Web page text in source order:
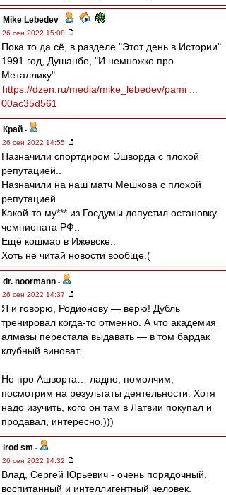
Mike Lebedev -
26 сен 2022 15:08
Пока то да сё, в разделе "Этот день в Истории"
1991 год, Душанбе, "И немножко про
Металлику"
https://dzen.ru/media/mike_lebedev/pami ...
00ac35d561
Край -
26 сен 2022 14:55
Назначили спортдиром Эшворда с плохой
репутацией..
Назначили на наш матч Мешкова с плохой
репутацией..
Какой-то му*** из Госдумы допустил остановку
чемпионата РФ..
Ещё кошмар в Ижевске..
Хоть не читай новости вообще.(
dr. noormann -
26 сен 2022 14:37
Я и говорю, Родионову — верю! Дубль
тренировал когда-то отменно. А что академия
алмазы перестала выдавать — в том бардак
клубный виноват.
Но про Ашворта… ладно, помолчим,
посмотрим на результаты деятельности. Хотя
надо изучить, кого он там в Латвии покупал и
продавал, интересно.)))
irod sm -
26 сен 2022 14:32
Влад, Сергей Юрьевич - очень порядочный,
воспитанный и интеллигентный человек.